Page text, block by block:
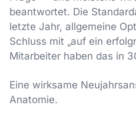
beantwortet. Die
letzte Jahr, allgemeine
Schluss mit „auf ein
Mitarbeiter haben das in
Eine wirksame
Anatomie.